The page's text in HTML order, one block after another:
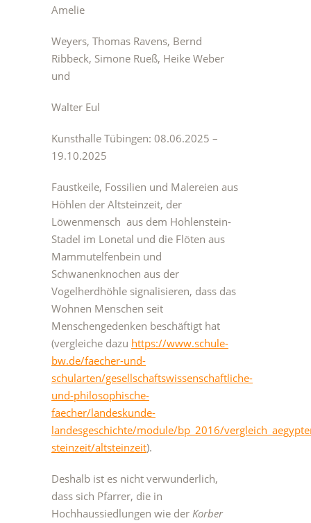
Amelie
Weyers, Thomas Ravens, Bernd
Ribbeck, Simone Rueß, Heike Weber
und
Walter Eul
Kunsthalle Tübingen: 08.06.2025 –
19.10.2025
Faustkeile, Fossilien und Malereien aus
Höhlen der Altsteinzeit, der
Löwenmensch aus dem Hohlenstein-
Stadel im Lonetal und die Flöten aus
Mammutelfenbein und
Schwanenknochen aus der
Vogelherdhöhle signalisieren, dass das
Wohnen Menschen seit
Menschengedenken beschäftigt hat
(vergleiche dazu https://www.schule-
bw.de/faecher-und-
schularten/gesellschaftswissenschaftliche-
und-philosophische-
faecher/landeskunde-
landesgeschichte/module/bp_2016/
steinzeit/altsteinzeit).
Deshalb ist es nicht verwunderlich,
dass sich Pfarrer, die in
Hochhaussiedlungen wie der Korber